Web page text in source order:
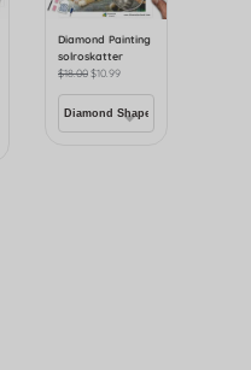
Diamond Painting
solroskatter
$18.00$10.99